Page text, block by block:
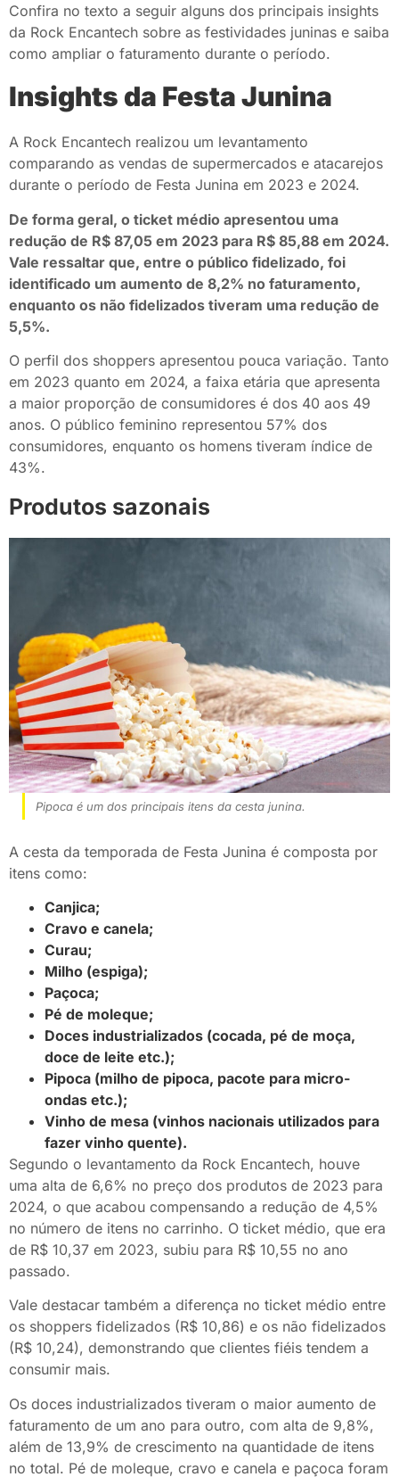
Confira no texto a seguir alguns dos principais insights
da Rock Encantech sobre as festividades juninas e saiba
como ampliar o faturamento durante o período.
Insights da Festa Junina
A Rock Encantech realizou um levantamento
comparando as vendas de supermercados e atacarejos
durante o período de Festa Junina em 2023 e 2024.
De forma geral, o ticket médio apresentou uma
redução de R$ 87,05 em 2023 para R$ 85,88 em 2024.
Vale ressaltar que, entre o público fidelizado, foi
identificado um aumento de 8,2% no faturamento,
enquanto os não fidelizados tiveram uma redução de
5,5%.
O perfil dos shoppers apresentou pouca variação. Tanto
em 2023 quanto em 2024, a faixa etária que apresenta
a maior proporção de consumidores é dos 40 aos 49
anos. O público feminino representou 57% dos
consumidores, enquanto os homens tiveram índice de
43%.
Produtos sazonais
Pipoca é um dos principais itens da cesta junina.
A cesta da temporada de Festa Junina é composta por
itens como:
Canjica;
Cravo e canela;
Curau;
Milho (espiga);
Paçoca;
Pé de moleque;
Doces industrializados (cocada, pé de moça,
doce de leite etc.);
Pipoca (milho de pipoca, pacote para micro-
ondas etc.);
Vinho de mesa (vinhos nacionais utilizados para
fazer vinho quente).
Segundo o levantamento da Rock Encantech, houve
uma alta de 6,6% no preço dos produtos de 2023 para
2024, o que acabou compensando a redução de 4,5%
no número de itens no carrinho. O ticket médio, que era
de R$ 10,37 em 2023, subiu para R$ 10,55 no ano
passado.
Vale destacar também a diferença no ticket médio entre
os shoppers fidelizados (R$ 10,86) e os não fidelizados
(R$ 10,24), demonstrando que clientes fiéis tendem a
consumir mais.
Os doces industrializados tiveram o maior aumento de
faturamento de um ano para outro, com alta de 9,8%,
além de 13,9% de crescimento na quantidade de itens
no total. Pé de moleque, cravo e canela e paçoca foram